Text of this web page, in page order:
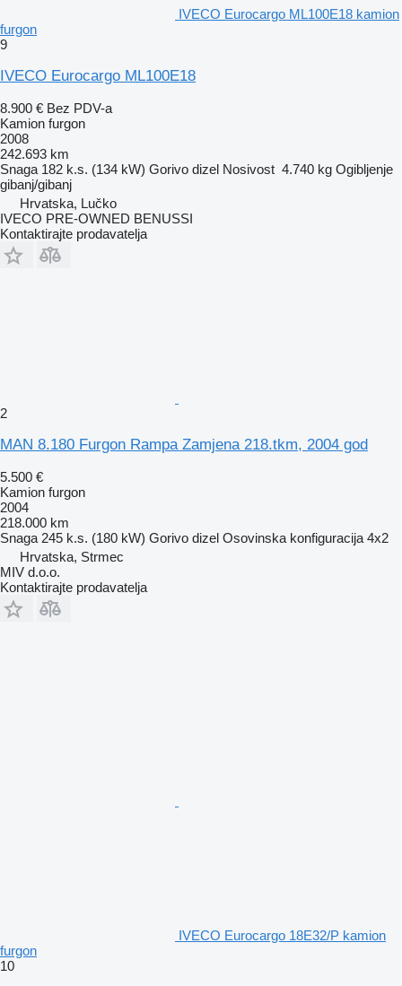
IVECO Eurocargo ML100E18 kamion
furgon
9
IVECO Eurocargo ML100E18
8.900 € Bez PDV-a
Kamion furgon
2008
242.693 km
Snaga 182 k.s. (134 kW) Gorivo dizel Nosivost 4.740 kg Ogibljenje
gibanj/gibanj
Hrvatska, Lučko
IVECO PRE-OWNED BENUSSI
Kontaktirajte prodavatelja
2
MAN 8.180 Furgon Rampa Zamjena 218.tkm, 2004 god
5.500 €
Kamion furgon
2004
218.000 km
Snaga 245 k.s. (180 kW) Gorivo dizel Osovinska konfiguracija 4x2
Hrvatska, Strmec
MIV d.o.o.
Kontaktirajte prodavatelja
IVECO Eurocargo 18E32/P kamion
furgon
10